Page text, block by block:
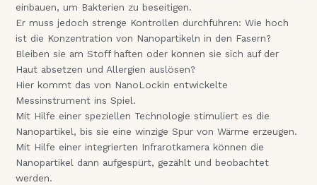
einbauen, um Bakterien zu beseitigen.
Er muss jedoch strenge Kontrollen durchführen: Wie hoch
ist die Konzentration von Nanopartikeln in den Fasern?
Bleiben sie am Stoff haften oder können sie sich auf der
Haut absetzen und Allergien auslösen?
Hier kommt das von NanoLockin entwickelte
Messinstrument ins Spiel.
Mit Hilfe einer speziellen Technologie stimuliert es die
Nanopartikel, bis sie eine winzige Spur von Wärme erzeugen.
Mit Hilfe einer integrierten Infrarotkamera können die
Nanopartikel dann aufgespürt, gezählt und beobachtet
werden.